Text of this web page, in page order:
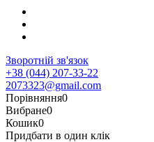
Зворотній зв'язок
+38 (044) 207-33-22
2073323@gmail.com
Порівняння0
Вибране0
Кошик0
Придбати в один клік